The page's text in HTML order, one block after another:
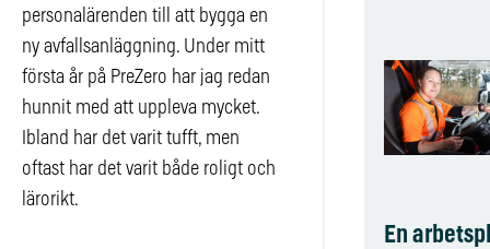
personalärenden till att bygga en
ny avfallsanläggning. Under mitt
första år på PreZero har jag redan
hunnit med att uppleva mycket.
Ibland har det varit tufft, men
oftast har det varit både roligt och
lärorikt.
En